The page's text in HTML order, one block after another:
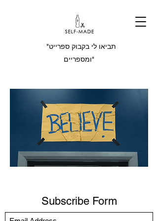
"תביאו לי בקבוק ספרייט
ומספריים"
Subscribe Form